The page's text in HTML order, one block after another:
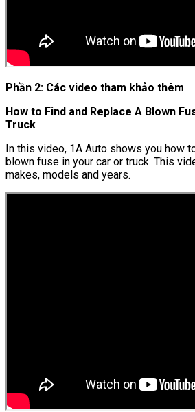
Phần 2: Các video tham khảo thêm
How to Find and Replace A Blown
Truck
In this video, 1A Auto shows you how
blown fuse in your car or truck. This
makes, models and years.